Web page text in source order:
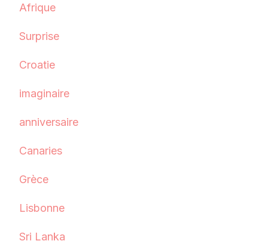
Afrique
Surprise
Croatie
imaginaire
anniversaire
Canaries
Grèce
Lisbonne
Sri Lanka